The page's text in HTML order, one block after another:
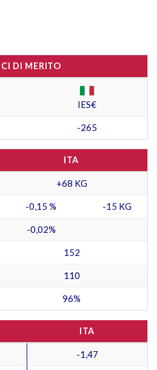
DI MERITO
IES€
-265
ITA
+68 KG
-0,15 % -15 KG
-0,02%
152
110
96%
ITA
-1,47